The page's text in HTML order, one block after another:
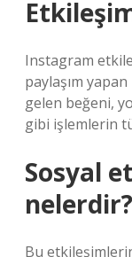
Instagram
paylaşım
gelen beğeni,
gibi işlemlerin
Sosyal
nelerdir?
Bu